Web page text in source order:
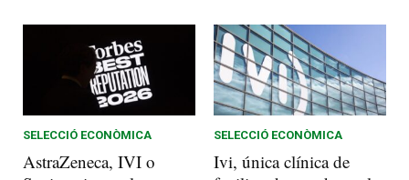
SELECCIÓ ECONÒMICA
AstraZeneca, IVI o
SELECCIÓ ECONÒMICA
Ivi, única clínica de